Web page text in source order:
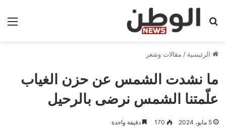
بحث عن
الرئيسية / مقالات وشعر
ما نشدت الشمس عن حزن الغياب
علّمتنا الشمس نرضى بالرحيل
5 مايو، 2024 170 دقيقة واحدة